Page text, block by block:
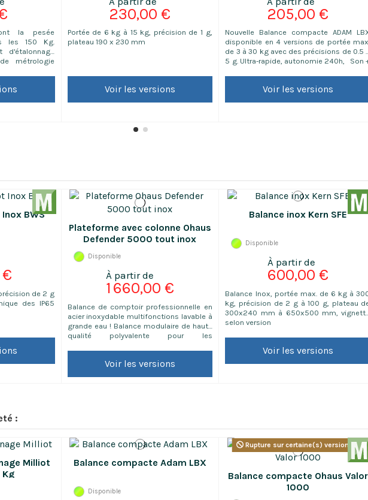
la pesée
les 150 Kg.
métrologie
en matière de
230,00 €
Portée de 6 kg à 15 kg, précision de 1 g,
plateau 190 x 230 mm
Voir les versions
205,00 €
Nouvelle Balance compacte ADAM
disponible en 4 versions de portée max.
de 3 à 30 kg avec des précisions de 0.5 à
5 g. Ultra-rapide, autonomie 240h, Son
rechargeable partout) Norme NSF
Voir les versions
BWS
de 2 g
des IP65
Plateforme avec colonne Ohaus
Defender 5000 tout inox
Disponible
1 660,00 €
Balance de comptoir professionnelle en
acier inoxydable multifonctions lavable à
grande eau ! Balance modulaire de haute
qualité polyvalente pour les
Voir les versions
Balance inox Kern SFE
Disponible
600,00 €
Balance Inox, portée max. de 6 kg à
kg, précision de 2 g à 100 g, plateau
300x240 mm à 650x500 mm, vignette
selon version
Voir les versions
:
Milliot
Kg
Balance compacte Adam LBX
Disponible
Rupture sur certaine(s) version(s)
Balance compacte Ohaus Valor
1000